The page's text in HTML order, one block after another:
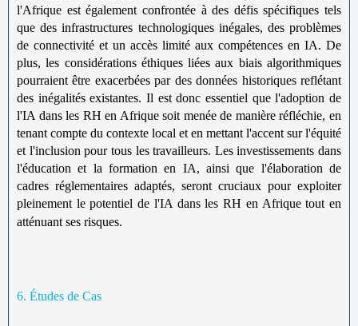
l'Afrique est également confrontée à des défis spécifiques tels
que des infrastructures technologiques inégales, des problèmes
de connectivité et un accès limité aux compétences en IA. De
plus, les considérations éthiques liées aux biais algorithmiques
pourraient être exacerbées par des données historiques reflétant
des inégalités existantes. Il est donc essentiel que l'adoption de
l'IA dans les RH en Afrique soit menée de manière réfléchie, en
tenant compte du contexte local et en mettant l'accent sur l'équité
et l'inclusion pour tous les travailleurs. Les investissements dans
l'éducation et la formation en IA, ainsi que l'élaboration de
cadres réglementaires adaptés, seront cruciaux pour exploiter
pleinement le potentiel de l'IA dans les RH en Afrique tout en
atténuant ses risques.
6. Études de Cas